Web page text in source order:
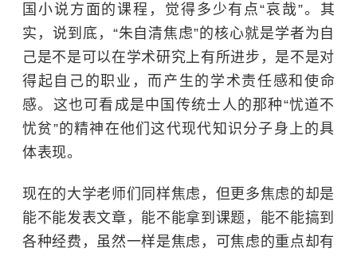
国小说方面的课程，觉得多少有点“哀哉”。其
实，说到底，“朱自清焦虑”的核心就是学者为自
己是不是可以在学术研究上有所进步，是不是对
得起自己的职业，而产生的学术责任感和使命
感。这也可看成是中国传统士人的那种“忧道不
忧贫”的精神在他们这代现代知识分子身上的具
体表现。
现在的大学老师们同样焦虑，但更多焦虑的却是
能不能发表文章，能不能拿到课题，能不能搞到
各种经费，虽然一样是焦虑，可焦虑的重点却有